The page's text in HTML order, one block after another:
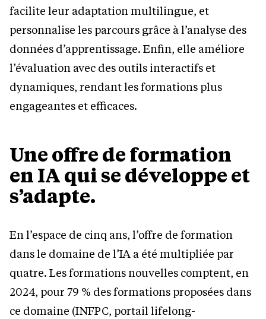
facilite leur adaptation multilingue, et
personnalise les parcours grâce à l’analyse des
données d’apprentissage. Enfin, elle améliore
l’évaluation avec des outils interactifs et
dynamiques, rendant les formations plus
engageantes et efficaces.
Une offre de formation
en IA qui se développe et
s’adapte.
En l’espace de cinq ans, l’offre de formation
dans le domaine de l’IA a été multipliée par
quatre. Les formations nouvelles comptent, en
2024, pour 79 % des formations proposées dans
ce domaine (INFPC, portail lifelong-